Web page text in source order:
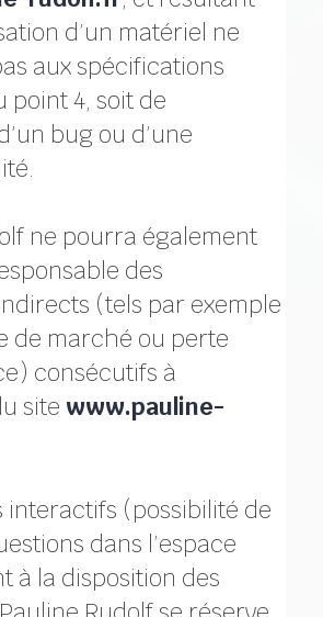
d’un matériel ne
aux spécifications
point 4, soit de
bug ou d’une
ne pourra également
des
(tels par exemple
de marché ou perte
consécutifs à
site www.pauline-
interactifs (possibilité de
dans l’espace
à la disposition des